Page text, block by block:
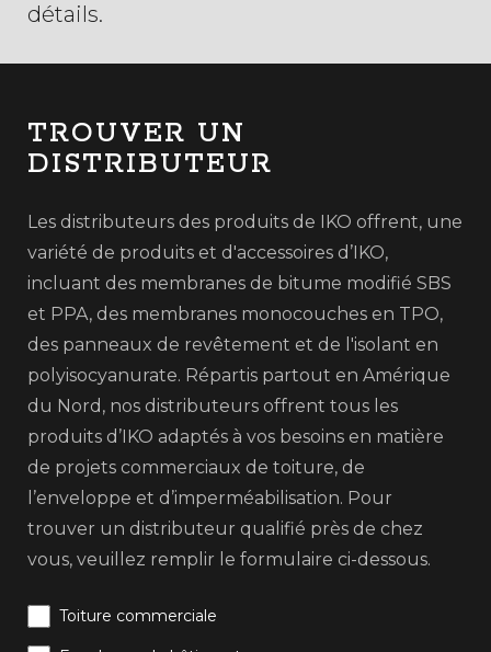
détails.
TROUVER UN
DISTRIBUTEUR
Les distributeurs des produits de IKO offrent, une
variété de produits et d'accessoires d’IKO,
incluant des membranes de bitume modifié SBS
et PPA, des membranes monocouches en TPO,
des panneaux de revêtement et de l'isolant en
polyisocyanurate. Répartis partout en Amérique
du Nord, nos distributeurs offrent tous les
produits d’IKO adaptés à vos besoins en matière
de projets commerciaux de toiture, de
l’enveloppe et d’imperméabilisation. Pour
trouver un distributeur qualifié près de chez
vous, veuillez remplir le formulaire ci-dessous.
Toiture commerciale